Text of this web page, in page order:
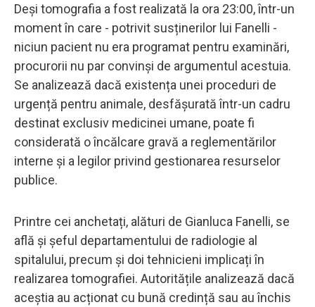
Deși tomografia a fost realizată la ora 23:00, într-un
moment în care - potrivit susținerilor lui Fanelli -
niciun pacient nu era programat pentru examinări,
procurorii nu par convinși de argumentul acestuia.
Se analizează dacă existența unei proceduri de
urgență pentru animale, desfășurată într-un cadru
destinat exclusiv medicinei umane, poate fi
considerată o încălcare gravă a reglementărilor
interne și a legilor privind gestionarea resurselor
publice.
Printre cei anchetați, alături de Gianluca Fanelli, se
află și șeful departamentului de radiologie al
spitalului, precum și doi tehnicieni implicați în
realizarea tomografiei. Autoritățile analizează dacă
aceștia au acționat cu bună credință sau au închis